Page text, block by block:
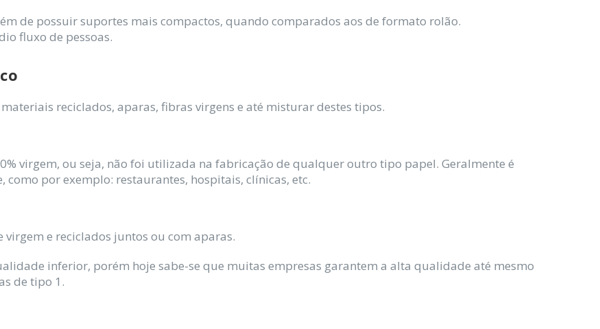
de possuir suportes mais compactos, quando comparados aos de formato rolão.
fluxo de pessoas.
reciclados, aparas, fibras virgens e até misturar destes tipos.
virgem, ou seja, não foi utilizada na fabricação de qualquer outro tipo papel. Geralmente é
por exemplo: restaurantes, hospitais, clínicas, etc.
e reciclados juntos ou com aparas.
inferior, porém hoje sabe-se que muitas empresas garantem a alta qualidade até mesmo
de tipo 1.